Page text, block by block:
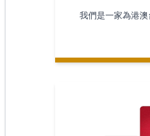
富邦髮藝
我們是一家為港澳
髮型設計服務的專
剛開始嘗試網路廣
家給我們鼓勵與